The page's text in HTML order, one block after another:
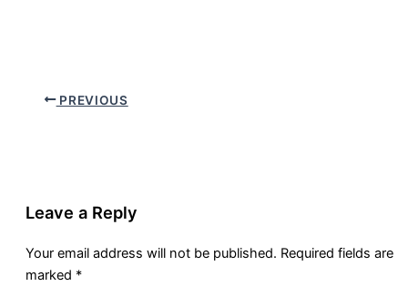
PREVIOUS
Leave a Reply
Your email address will not be published. Required fields are
marked *